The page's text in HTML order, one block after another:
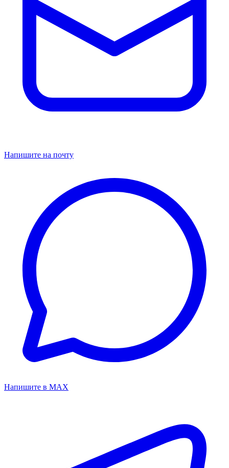
Напишите на почту
Напишите в MAX